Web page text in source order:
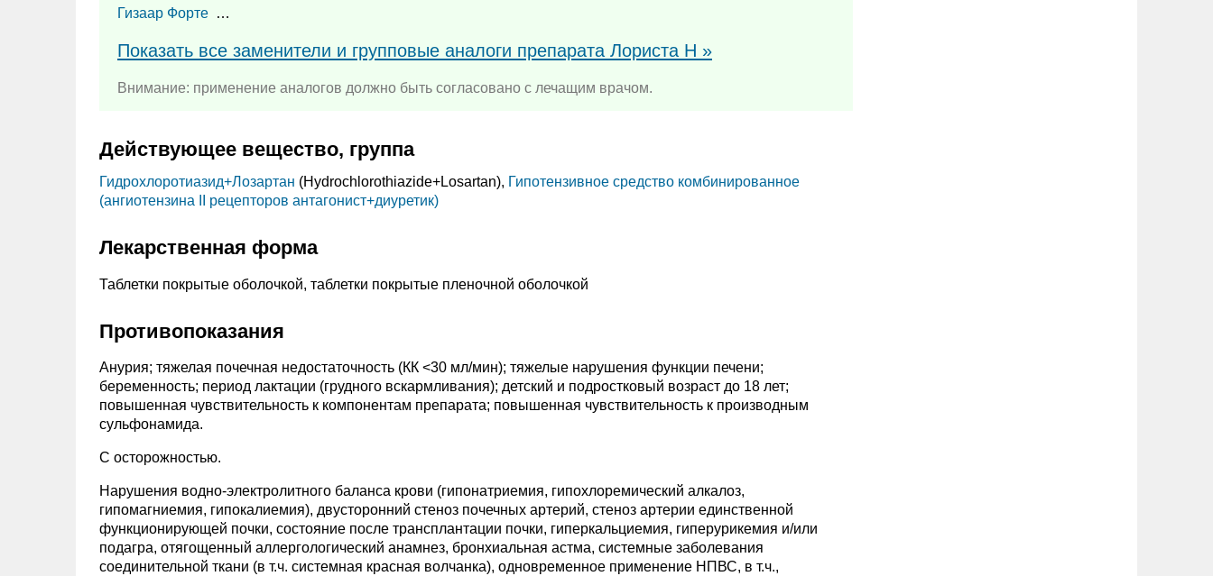
Гизаар Форте …
Показать все заменители и групповые аналоги препарата Лориста Н »
Внимание: применение аналогов должно быть согласовано с лечащим врачом.
Действующее вещество, группа
Гидрохлоротиазид+Лозартан (Hydrochlorothiazide+Losartan), Гипотензивное средство комбинированное
(ангиотензина II рецепторов антагонист+диуретик)
Лекарственная форма
Таблетки покрытые оболочкой, таблетки покрытые пленочной оболочкой
Противопоказания
Анурия; тяжелая почечная недостаточность (КК <30 мл/мин); тяжелые нарушения функции печени;
беременность; период лактации (грудного вскармливания); детский и подростковый возраст до 18 лет;
повышенная чувствительность к компонентам препарата; повышенная чувствительность к производным
сульфонамида.
С осторожностью.
Нарушения водно-электролитного баланса крови (гипонатриемия, гипохлоремический алкалоз,
гипомагниемия, гипокалиемия), двусторонний стеноз почечных артерий, стеноз артерии единственной
функционирующей почки, состояние после трансплантации почки, гиперкальциемия, гиперурикемия и/или
подагра, отягощенный аллергологический анамнез, бронхиальная астма, системные заболевания
соединительной ткани (в т.ч. системная красная волчанка), одновременное применение НПВС, в т.ч.,